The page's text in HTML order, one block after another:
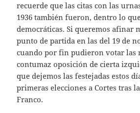
recuerde que las citas con las
1936 también fueron, dentro lo
democráticas. Si queremos afinar
punto de partida en las del 19 de
cuando por fin pudieron votar las
contumaz oposición de cierta
que dejemos las festejadas estos
primeras elecciones a Cortes tras
Franco.